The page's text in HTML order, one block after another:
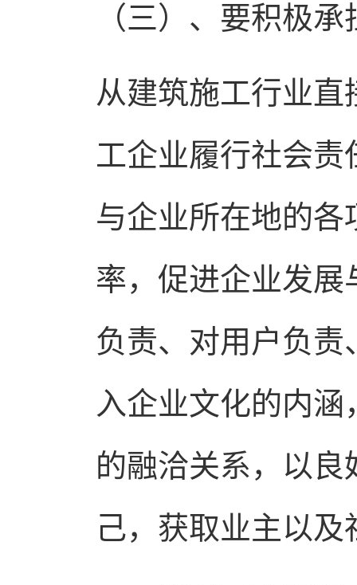
（三） 、要积极承
从建筑施工行业
工企业履行社会
与企业所在地的
率，促进企业发
负责、对用户负
入企业文化的内
的融洽关系，以
己，获取业主以